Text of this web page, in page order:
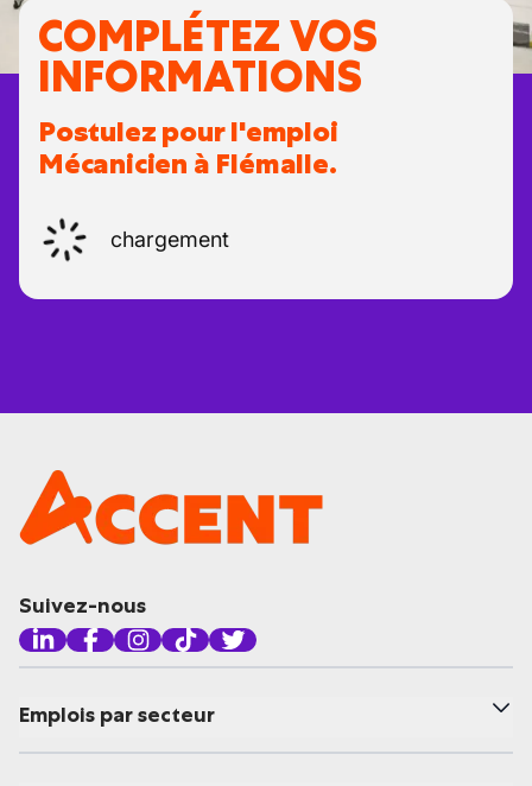
COMPLÉTEZ VOS
INFORMATIONS
Postulez pour l'emploi
Mécanicien à Flémalle.
chargement
Suivez-nous
Emplois par secteur